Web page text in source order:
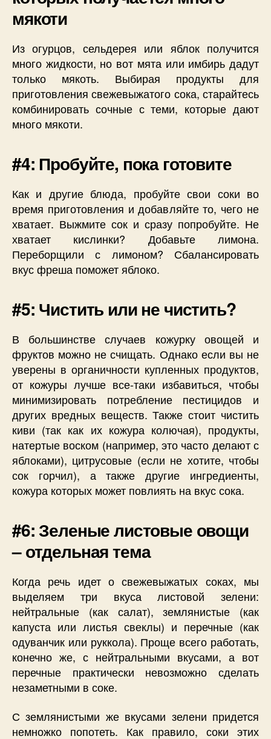
мякоти
Из огурцов, сельдерея или яблок получится
много жидкости, но вот мята или имбирь дадут
только мякоть. Выбирая продукты для
приготовления свежевыжатого сока, старайтесь
комбинировать сочные с теми, которые дают
много мякоти.
#4: Пробуйте, пока готовите
Как и другие блюда, пробуйте свои соки во
время приготовления и добавляйте то, чего не
хватает. Выжмите сок и сразу попробуйте. Не
хватает кислинки? Добавьте лимона.
Переборщили с лимоном? Сбалансировать
вкус фреша поможет яблоко.
#5: Чистить или не чистить?
В большинстве случаев кожурку овощей и
фруктов можно не счищать. Однако если вы не
уверены в органичности купленных продуктов,
от кожуры лучше все-таки избавиться, чтобы
минимизировать потребление пестицидов и
других вредных веществ. Также стоит чистить
киви (так как их кожура колючая), продукты,
натертые воском (например, это часто делают с
яблоками), цитрусовые (если не хотите, чтобы
сок горчил), а также другие ингредиенты,
кожура которых может повлиять на вкус сока.
#6: Зеленые листовые овощи
– отдельная тема
Когда речь идет о свежевыжатых соках, мы
выделяем три вкуса листовой зелени:
нейтральные (как салат), землянистые (как
капуста или листья свеклы) и перечные (как
одуванчик или руккола). Проще всего работать,
конечно же, с нейтральными вкусами, а вот
перечные практически невозможно сделать
незаметными в соке.
С землянистыми же вкусами зелени придется
немножко попотеть. Как правило, соки этих